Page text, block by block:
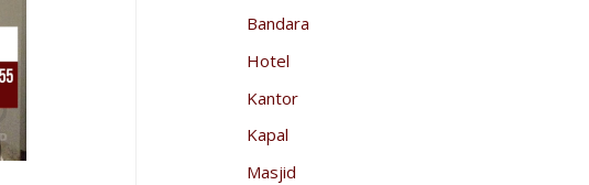
Bandara
Hotel
Kantor
Kapal
Masjid